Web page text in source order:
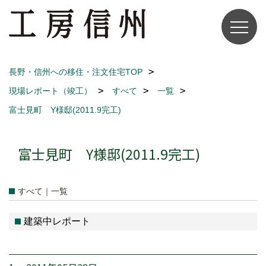
長野・信州への移住・注文住宅TOP
現場レポート（竣工）
すべて
一覧
富士見町 Y様邸(2011.9完工)
富士見町 Y様邸(2011.9完工)
すべて｜一覧
建築中レポート